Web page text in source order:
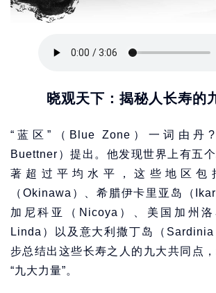
晓观天下：揭秘人长寿的
“蓝区”（Blue Zone）一词由丹
Buettner）提出。他发现世界上有五
著超过平均水平，这些地区包
（Okinawa）、希腊伊卡里亚岛（
加尼科亚（Nicoya）、美国加州
Linda）以及意大利撒丁岛（
步总结出这些长寿之人的九大共同点
“九大力量”。